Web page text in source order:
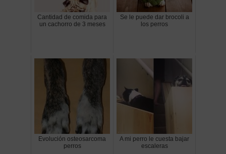
Cantidad de comida para
un cachorro de 3 meses
Se le puede dar brocoli a
los perros
Evolución osteosarcoma
perros
A mi perro le cuesta bajar
escaleras